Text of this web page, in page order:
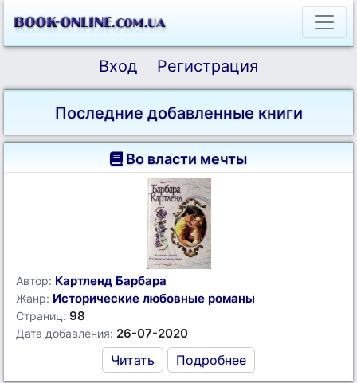
Вход Регистрация
Последние добавленные книги
Во власти мечты
Автор: Картленд Барбара
Жанр: Исторические любовные романы
Страниц: 98
Дата добавления: 26-07-2020
Читать Подробнее